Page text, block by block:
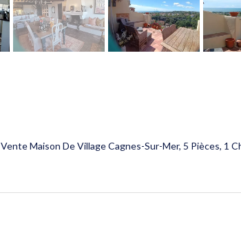
Vente Maison De Village Cagnes-Sur-Mer, 5 Pièces, 1